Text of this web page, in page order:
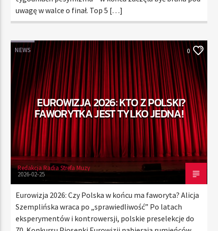
uwagę w walce o finał. Top 5 […]
NEWS 0
EUROWIZJA 2026: KTO Z POLSKI?
FAWORYTKA JEST TYLKO JEDNA!
Redakcja Radia Strefa Muzy
2026-02-25
Eurowizja 2026: Czy Polska w końcu ma faworyta? Alicja
Szemplińska wraca po „sprawiedliwość” Po latach
eksperymentów i kontrowersji, polskie preselekcje do